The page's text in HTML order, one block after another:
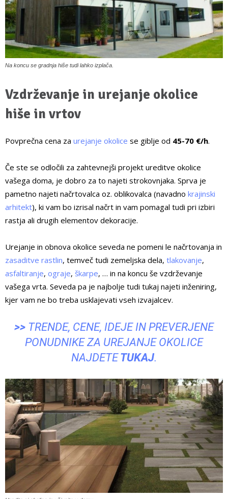
Na koncu se gradnja hiše tudi lahko izplača.
Vzdrževanje in urejanje okolice
hiše in vrtov
Povprečna cena za urejanje okolice se giblje od 45-70 €/h.
Če ste se odločili za zahtevnejši projekt ureditve okolice
vašega doma, je dobro za to najeti strokovnjaka. Sprva je
pametno najeti načrtovalca oz. oblikovalca (navadno krajinski
arhitekt), ki vam bo izrisal načrt in vam pomagal tudi pri izbiri
rastja ali drugih elementov dekoracije.
Urejanje in obnova okolice seveda ne pomeni le načrtovanja in
zasaditve rastlin, temveč tudi zemeljska dela, tlakovanje,
asfaltiranje, ograje, škarpe, … in na koncu še vzdrževanje
vašega vrta. Seveda pa je najbolje tudi tukaj najeti inženiring,
kjer vam ne bo treba usklajevati vseh izvajalcev.
>> TRENDE, CENE, IDEJE IN PREVERJENE
PONUDNIKE ZA UREJANJE OKOLICE
NAJDETE TUKAJ.